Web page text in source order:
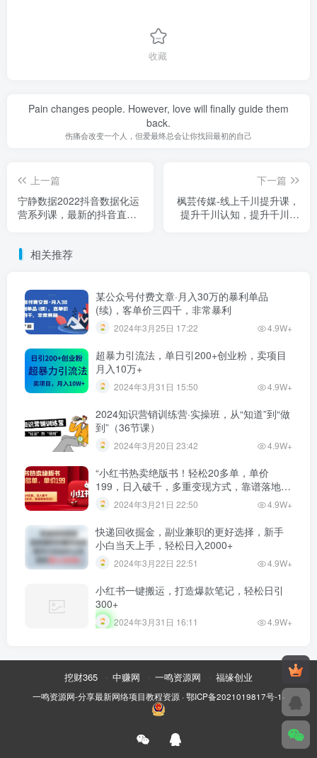
收藏
Pain changes people. However, love will finally guide them
back.
伤痛会改变一个人，但爱最终总会让你找回最初的自己
上一篇
宁静数据2022抖音数据化运
营系列课，最新的抖音直播
下一篇
枫芸传媒-线上千川提升课，
提升千川认知，提升千川投
相关推荐
某公众号付费文章·月入30万的暴利单品
(续)，客单价三四千，非常暴利
2024年3月25日 17:22 4.9W+
超暴力引流法，单日引200+创业粉，卖项目
月入10万+
2024年3月31日 15:50 4.9W+
2024知识营销训练营·实操班，从“知道”到“做
到”（36节课）
2024年3月20日 23:42 4.9W+
“小红书热卖绝版书！轻松20多单，单价
199，日入破千，多重变现方式，靠谱落地项
目！”2024年3月21日 22:50 4.9W+
快递回收掘金，副业兼职的更好选择，新手
小白当天上手，轻松日入2000+
2024年3月22日 22:51 4.9W+
小红书一键搬运，打造爆款笔记，轻松日引
300+
2024年3月31日 16:11 4.9W+
挖财365 中赚网 一鸣资源网 福缘创业
一鸣资源网-分享最新网络项目教程资源 · 鄂ICP备2021019817号-1 ·